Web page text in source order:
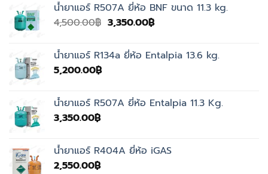
น้ำยาแอร์ R507A ยี่ห้อ BNF ขนาด 11.3 kg.
4,500.00฿ Original
4,500.00฿.
3,350.00฿Current
3,350.00฿.
น้ำยาแอร์ R134a ยี่ห้อ Entalpia 13.6 kg.
5,200.00฿
น้ำยาแอร์ R507A ยี่ห้อ Entalpia 11.3 Kg.
3,350.00฿
น้ำยาแอร์ R404A ยี่ห้อ iGAS
2,550.00฿